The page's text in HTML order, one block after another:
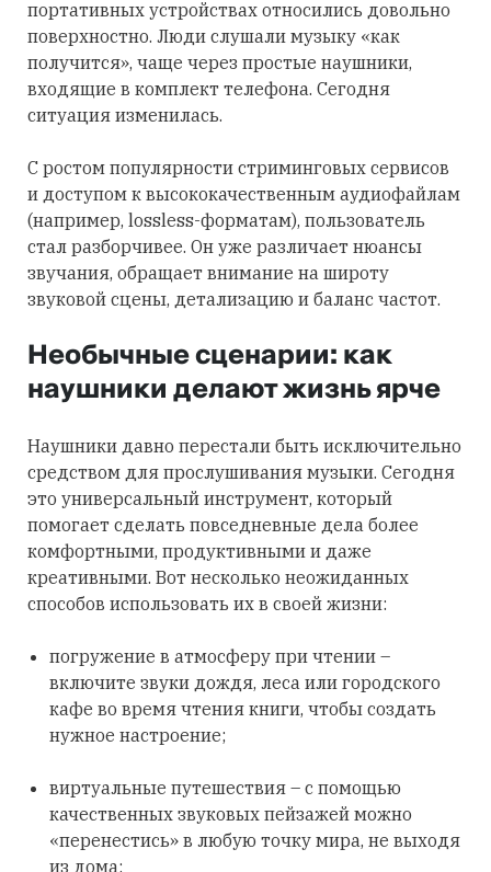
портативных устройствах относились довольно
поверхностно. Люди слушали музыку «как
получится», чаще через простые наушники,
входящие в комплект телефона. Сегодня
ситуация изменилась.
С ростом популярности стриминговых сервисов
и доступом к высококачественным аудиофайлам
(например, lossless-форматам), пользователь
стал разборчивее. Он уже различает нюансы
звучания, обращает внимание на широту
звуковой сцены, детализацию и баланс частот.
Необычные сценарии: как
наушники делают жизнь ярче
Наушники давно перестали быть исключительно
средством для прослушивания музыки. Сегодня
это универсальный инструмент, который
помогает сделать повседневные дела более
комфортными, продуктивными и даже
креативными. Вот несколько неожиданных
способов использовать их в своей жизни:
погружение в атмосферу при чтении –
включите звуки дождя, леса или городского
кафе во время чтения книги, чтобы создать
нужное настроение;
виртуальные путешествия – с помощью
качественных звуковых пейзажей можно
«перенестись» в любую точку мира, не выходя
из дома;